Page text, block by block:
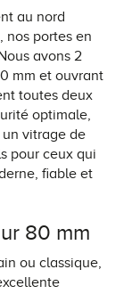
au nord
nos portes en
avons 2
mm et ouvrant
toutes deux
optimale,
vitrage de
pour ceux qui
fiable et
80 mm
ou classique,